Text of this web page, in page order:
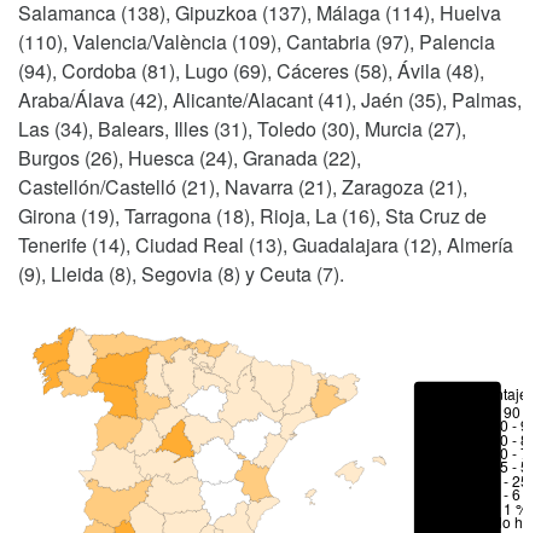
Salamanca (138), Gipuzkoa (137), Málaga (114), Huelva
(110), Valencia/València (109), Cantabria (97), Palencia
(94), Cordoba (81), Lugo (69), Cáceres (58), Ávila (48),
Araba/Álava (42), Alicante/Alacant (41), Jaén (35), Palmas,
Las (34), Balears, Illes (31), Toledo (30), Murcia (27),
Burgos (26), Huesca (24), Granada (22),
Castellón/Castelló (21), Navarra (21), Zaragoza (21),
Girona (19), Tarragona (18), Rioja, La (16), Sta Cruz de
Tenerife (14), Ciudad Real (13), Guadalajara (12), Almería
(9), Lleida (8), Segovia (8) y Ceuta (7).
Porcentajes
> 90 %
80 -
70 -
50 -
25 -
6 - 25
1 - 6 %
< 1 %
No hay